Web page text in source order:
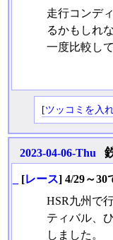
走行コンデ
るかもしれ
一度比較し
[ツッコミを入
2023-04-06-Thu
[レース] 4/29～30
HSR九州で
ティバル、
しました。